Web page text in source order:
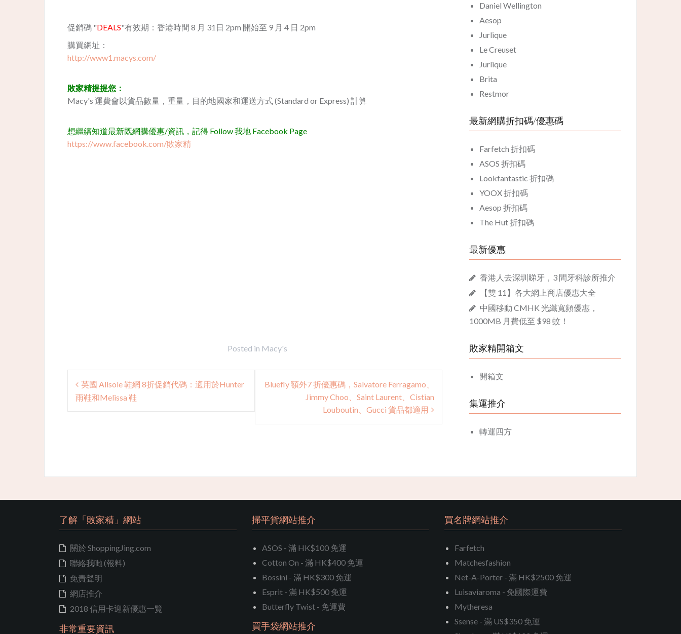
促銷碼 "DEALS"有效期：香港時間 8 月 31日 2pm 開始至 9 月 4 日 2pm
購買網址：
http://www1.macys.com/
敗家精提提您：
Macy's 運費會以貨品數量，重量，目的地國家和運送方式 (Standard or Express) 計算
想繼續知道最新既網購優惠/資訊，記得 Follow 我地 Facebook Page
https://www.facebook.com/敗家精
Posted in Macy's
Post
navigation
英國 Allsole 鞋網 8折促銷代碼：適用於Hunter
雨鞋和Melissa 鞋
Bluefly 額外7 折優惠碼，Salvatore Ferragamo、
Jimmy Choo、Saint Laurent、Cistian
Louboutin、Gucci 貨品都適用
Daniel Wellington
Aesop
Jurlique
Le Creuset
Jurlique
Brita
Restmor
最新網購折扣碼/優惠碼
Farfetch 折扣碼
ASOS 折扣碼
Lookfantastic 折扣碼
YOOX 折扣碼
Aesop 折扣碼
The Hut 折扣碼
最新優惠
香港人去深圳睇牙，3 間牙科診所推介
【雙 11】各大網上商店優惠大全
中國移動 CMHK 光纖寬頻優惠，
1000MB 月費低至 $98 蚊！
敗家精開箱文
開箱文
集運推介
轉運四方
了解「敗家精」網站
關於 ShoppingJing.com
聯絡我哋 (報料)
免責聲明
網店推介
2018 信用卡迎新優惠一覽
非常重要資訊
掃平貨網站推介
ASOS - 滿 HK$100 免運
Cotton On - 滿 HK$400 免運
Bossini - 滿 HK$300 免運
Esprit - 滿 HK$500 免運
Butterfly Twist - 免運費
買手袋網站推介
買名牌網站推介
Farfetch
Matchesfashion
Net-A-Porter - 滿 HK$2500 免運
Luisaviaroma - 免國際運費
Mytheresa
Ssense - 滿 US$350 免運